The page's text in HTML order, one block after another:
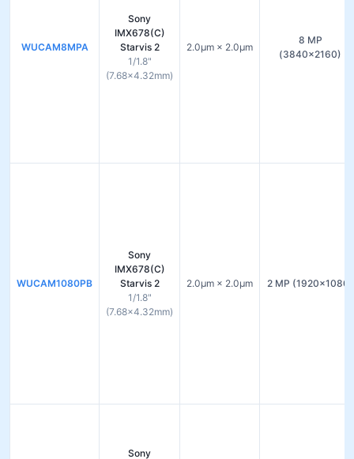
WUCAM8MPA
Sony
IMX678(C)
Starvis 2
1/1.8"
(7.68×4.32mm)
2.0µm × 2.0µm
8 MP
(3840×2160)
WUCAM1080PB
Sony
IMX678(C)
Starvis 2
1/1.8"
(7.68×4.32mm)
2.0µm × 2.0µm 2 MP (1920×1080)
Sony